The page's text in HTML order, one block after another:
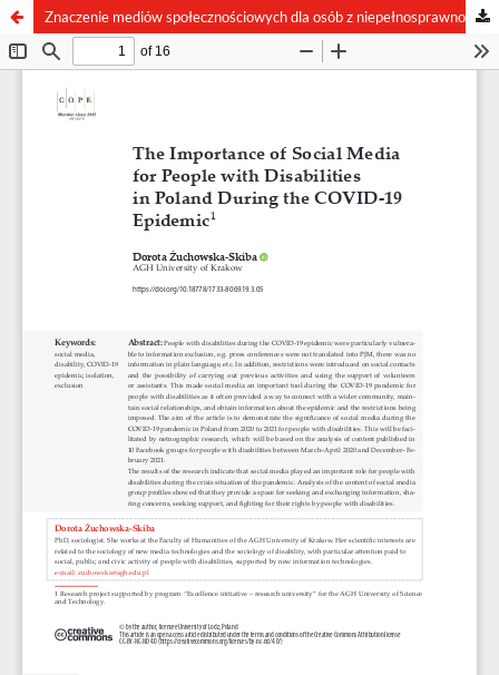
Znaczenie mediów społecznościowych dla osób z niepełnosprawnościami w Polsce podczas epidemii COVID-19